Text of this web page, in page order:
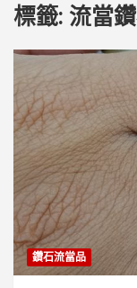
標籤: 流當
鑽石流當品